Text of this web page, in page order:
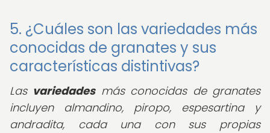
5. ¿Cuáles son las variedades más
conocidas de granates y sus
características distintivas?
Las variedadesmás conocidas de granates
incluyen almandino, piropo, espesartina y
andradita, cada una con sus propias